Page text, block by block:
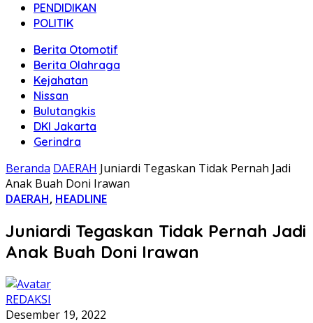
PENDIDIKAN
POLITIK
Berita Otomotif
Berita Olahraga
Kejahatan
Nissan
Bulutangkis
DKI Jakarta
Gerindra
Beranda DAERAH Juniardi Tegaskan Tidak Pernah Jadi
Anak Buah Doni Irawan
DAERAH, HEADLINE
Juniardi Tegaskan Tidak Pernah Jadi
Anak Buah Doni Irawan
REDAKSI
Desember 19, 2022